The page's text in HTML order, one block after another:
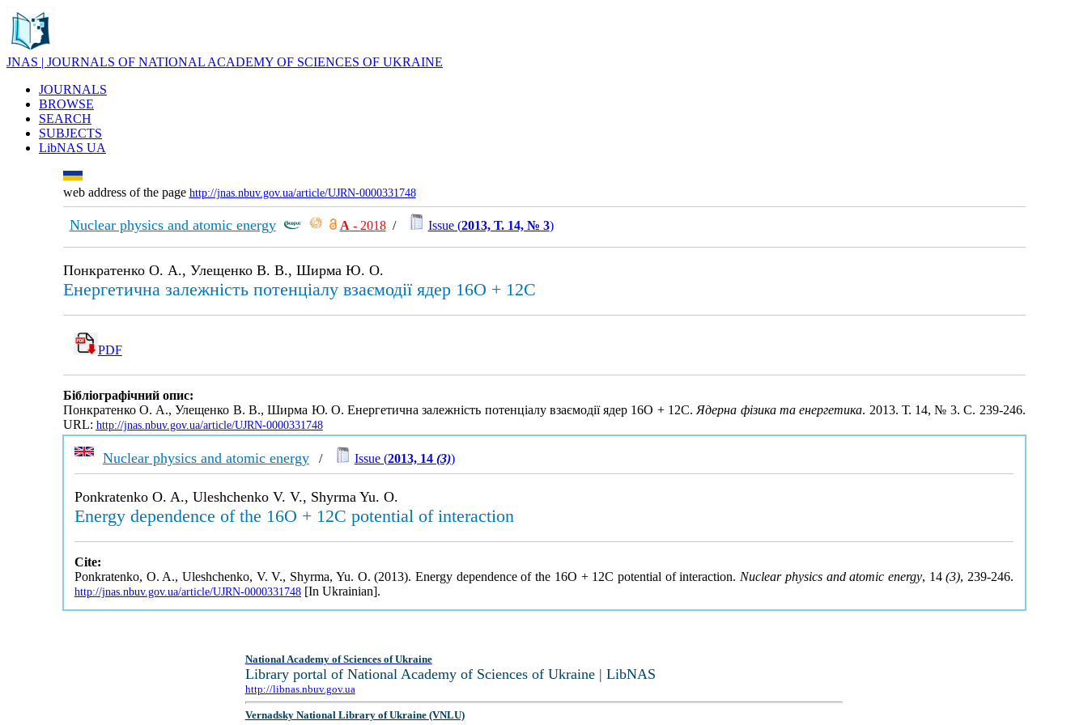
JNAS | JOURNALS OF NATIONAL ACADEMY OF SCIENCES OF UKRAINE
JOURNALS
BROWSE
SEARCH
SUBJECTS
LibNAS UA
web address of the page http://jnas.nbuv.gov.ua/article/UJRN-0000331748
Nuclear physics and atomic energy А - 2018/ Issue (2013, Т. 14, № 3)
Понкратенко О. А., Улещенко В. В., Ширма Ю. О.
Енергетична залежність потенціалу взаємодії ядер 16O + 12C
PDF
Бібліографічний опис:
Понкратенко О. А., Улещенко В. В., Ширма Ю. О. Енергетична залежність потенціалу взаємодії ядер 16O + 12C.Ядерна фізика та енергетика. 2013. Т. 14, № 3. С. 239-246.
URL: http://jnas.nbuv.gov.ua/article/UJRN-0000331748
Nuclear physics and atomic energy/ Issue (2013, 14 (3))
Ponkratenko O. A., Uleshchenko V. V., Shyrma Yu. O.
Energy dependence of the 16O + 12C potential of interaction
Cite:
Ponkratenko, O. A., Uleshchenko, V. V., Shyrma, Yu. O. (2013). Energy dependence of the 16O + 12C potential of interaction. Nuclear physics and atomic energy, 14(3), 239-246.
http://jnas.nbuv.gov.ua/article/UJRN-0000331748[In Ukrainian].
National Academy of Sciences of Ukraine
Library portal of National Academy of Sciences of Ukraine | LibNAS
http://libnas.nbuv.gov.ua
Vernadsky National Library of Ukraine (VNLU)